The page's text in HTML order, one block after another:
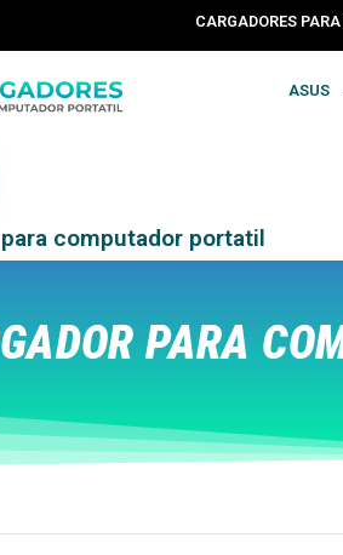
CARGADORES PARA
ASUS
computador portatil
PARA